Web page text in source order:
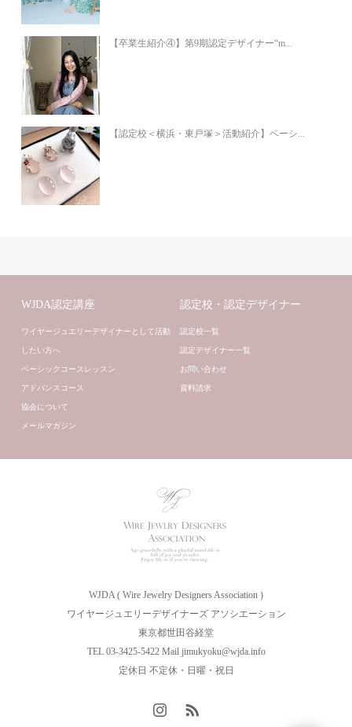
【卒業生紹介④】第9期認定デザイナー“m...
【認定校＜横浜・東戸塚＞活動紹介】ベーシ...
WJDA認定講座
ワイヤージュエリーデザイナーとして活動
したい方へ
ベーシックコースレッスン
アドバンスコース
協会について
メールマガジン
認定校・認定デザイナー
認定校一覧
認定デザイナー一覧
お問い合わせ
資料請求
WJDA ( Wire Jewelry Designers Association )
ワイヤージュエリーデザイナーズ アソシエーション
東京都世田谷経堂
TEL 03-3425-5422 Mail jimukyoku@wjda.info
定休日 不定休・日曜・祝日